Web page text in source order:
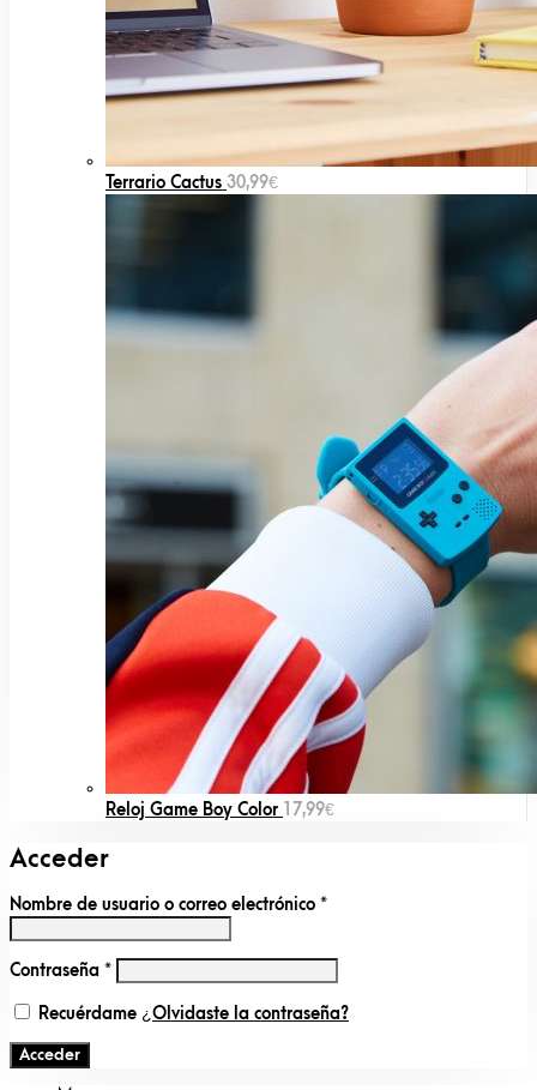
Terrario Cactus 30,99€
Reloj Game Boy Color 17,99€
Acceder
Nombre de usuario o correo electrónico *
Contraseña *
Recuérdame ¿Olvidaste la contraseña?
Acceder